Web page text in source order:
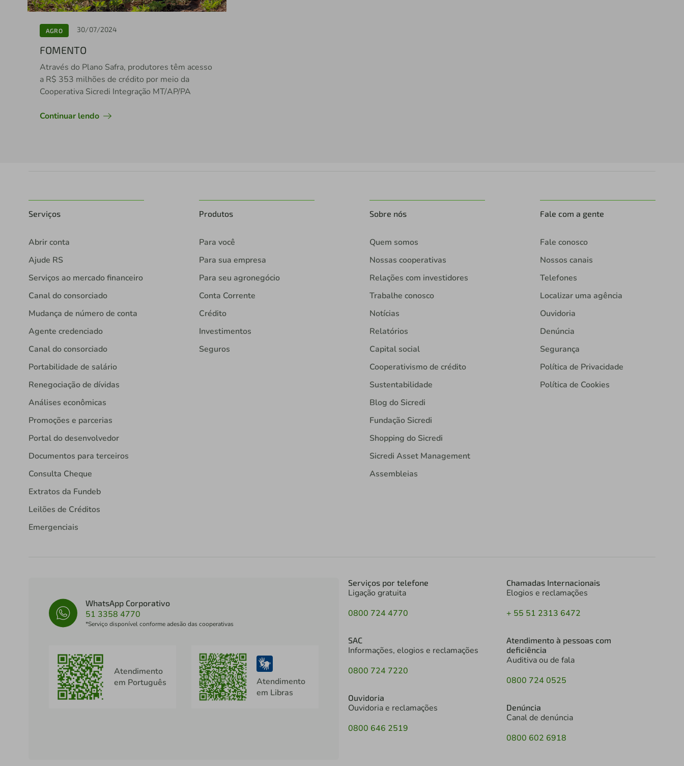
AGRO 30/07/2024
FOMENTO
Através do Plano Safra, produtores têm acesso
a R$ 353 milhões de crédito por meio da
Cooperativa Sicredi Integração MT/AP/PA
Continuar lendo
Serviços
Abrir conta
Ajude RS
Serviços ao mercado financeiro
Canal do consorciado
Mudança de número de conta
Agente credenciado
Canal do consorciado
Portabilidade de salário
Renegociação de dívidas
Análises econômicas
Promoções e parcerias
Portal do desenvolvedor
Documentos para terceiros
Consulta Cheque
Extratos da Fundeb
Leilões de Créditos
Emergenciais
Produtos
Para você
Para sua empresa
Para seu agronegócio
Conta Corrente
Crédito
Investimentos
Seguros
Sobre nós
Quem somos
Nossas cooperativas
Relações com investidores
Trabalhe conosco
Notícias
Relatórios
Capital social
Cooperativismo de crédito
Sustentabilidade
Blog do Sicredi
Fundação Sicredi
Shopping do Sicredi
Sicredi Asset Management
Assembleias
Fale com a gente
Fale conosco
Nossos canais
Telefones
Localizar uma agência
Ouvidoria
Denúncia
Segurança
Política de Privacidade
Política de Cookies
WhatsApp Corporativo
51 3358 4770
*Serviço disponível conforme adesão das cooperativas
Atendimento
em Português
Atendimento
em Libras
Serviços por telefone
Ligação gratuita
0800 724 4770
SAC
Informações, elogios e reclamações
0800 724 7220
Ouvidoria
Ouvidoria e reclamações
0800 646 2519
Chamadas Internacionais
Elogios e reclamações
+ 55 51 2313 6472
Atendimento à pessoas com
deficiência
Auditiva ou de fala
0800 724 0525
Denúncia
Canal de denúncia
0800 602 6918